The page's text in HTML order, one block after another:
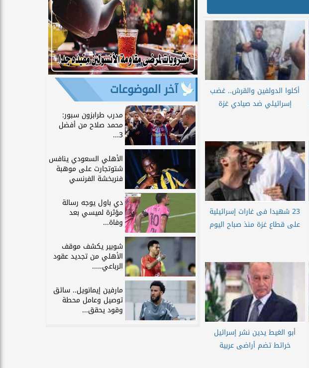
أكلوا الدولفين والقرش.. غضب
إسرائيلي ضد صيادي غزة
23 شهيدا فى غارات إسرائيلية
على قطاع غزة منذ صباح اليوم
أبو الغيط يدين نشر إسرائيل
خرائط تضم أراضى عربية
آخر الموضوعات
مدرب طرابزون سبور:
محمد صلاح من أفضل
3...
الأهلي السعودي ينافس
شتوتجارت على موهبة
فنربخشة الفرنسي
دي باول يوجه رسالة
مؤثرة لميسي بعد
وفاة...
شوبير يكشف موقف
الأهلي من تجديد عقود
الرباعي.....
مارفين إيمانويل.. سائق
توصيل وعامل محطة
وقود يحقق...